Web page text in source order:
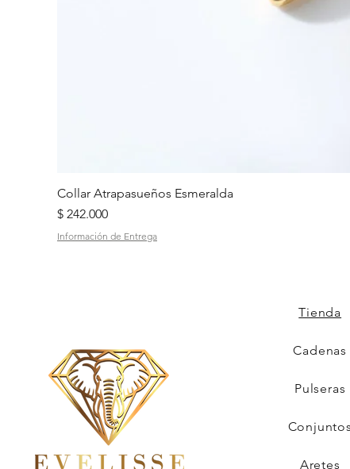
Collar Atrapasueños Esmeralda
Precio
$ 242.000
Información de Entrega
Tienda
Cadenas
Pulseras
Conjuntos
Aretes